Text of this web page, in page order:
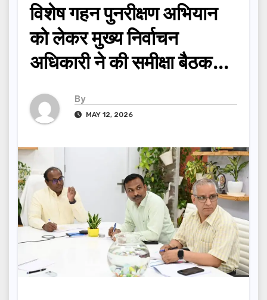
विशेष गहन पुनरीक्षण अभियान
को लेकर मुख्य निर्वाचन
अधिकारी ने की समीक्षा बैठक…
By
MAY 12, 2026